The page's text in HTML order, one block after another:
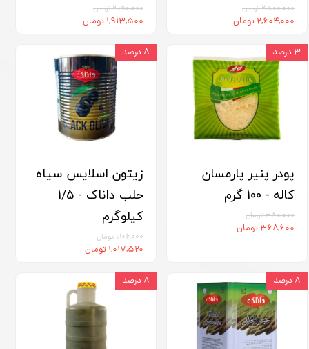
۲,۸۰۰,۰۰۰ تومان
۲,۶۰۴,۰۰۰ تومان
۲,۱۵۰,۰۰۰ تومان
۱,۹۱۳,۵۰۰ تومان
پودر پنیر پارمسان
کاله - 100 گرم
۳۸۰,۰۰۰ تومان
۳۶۸,۶۰۰ تومان
۳ درصد
زیتون اسلایس سیاه
حلب داناک - 1/5
کیلوگرم
۱,۱۰۶,۰۰۰ تومان
۱,۰۱۷,۵۲۰ تومان
۸ درصد
۸ درصد ۸ درصد